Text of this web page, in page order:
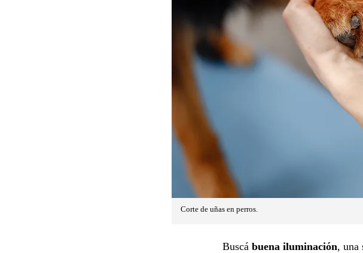
Corte de uñas en perros.
Buscá buena iluminación, una